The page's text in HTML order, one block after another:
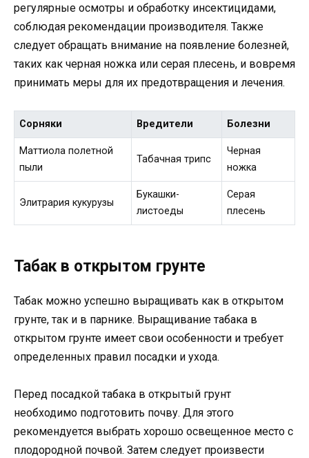
регулярные осмотры и обработку инсектицидами,
соблюдая рекомендации производителя. Также
следует обращать внимание на появление болезней,
таких как черная ножка или серая плесень, и вовремя
принимать меры для их предотвращения и лечения.
Сорняки Вредители Болезни
Маттиола полетной
пыли
Табачная трипс
Черная
ножка
Элитрария кукурузы
Букашки-
листоеды
Серая
плесень
Табак в открытом грунте
Табак можно успешно выращивать как в открытом
грунте, так и в парнике. Выращивание табака в
открытом грунте имеет свои особенности и требует
определенных правил посадки и ухода.
Перед посадкой табака в открытый грунт
необходимо подготовить почву. Для этого
рекомендуется выбрать хорошо освещенное место с
плодородной почвой. Затем следует произвести